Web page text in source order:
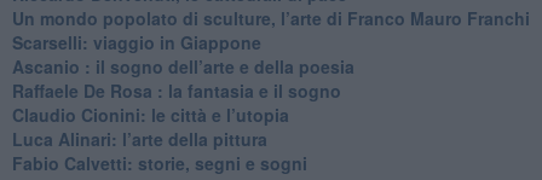
​Un mondo popolato di sculture, l’arte di Franco Mauro Franchi
​Scarselli: viaggio in Giappone
​Ascanio : il sogno dell’arte e della poesia
Raffaele De Rosa : la fantasia e il sogno
​Claudio Cionini: le città e l’utopia
Luca Alinari: l’arte della pittura
​Fabio Calvetti: storie, segni e sogni